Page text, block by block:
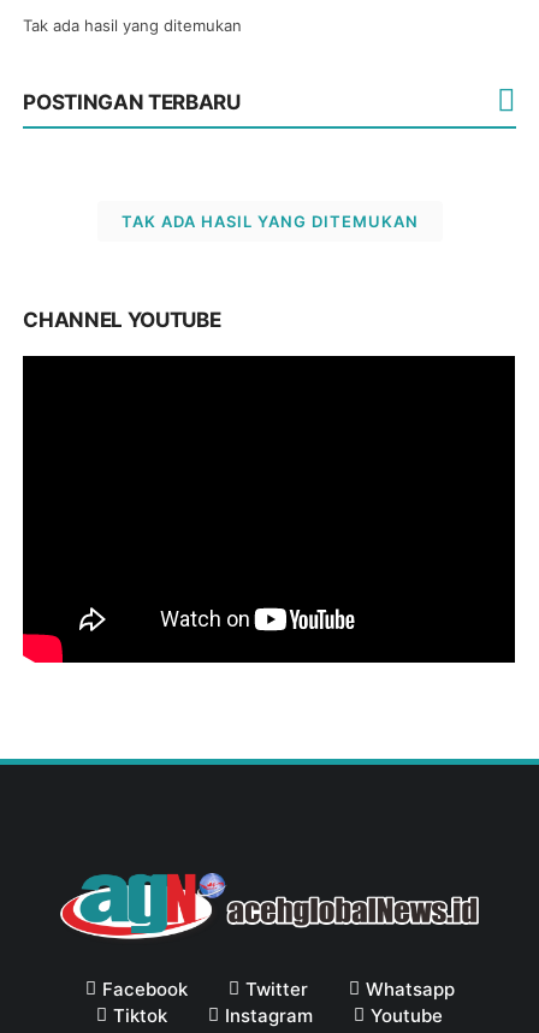
Tak ada hasil yang ditemukan
POSTINGAN TERBARU
TAK ADA HASIL YANG DITEMUKAN
CHANNEL YOUTUBE
Facebook Twitter
Whatsapp
Tiktok
Instagram Youtube